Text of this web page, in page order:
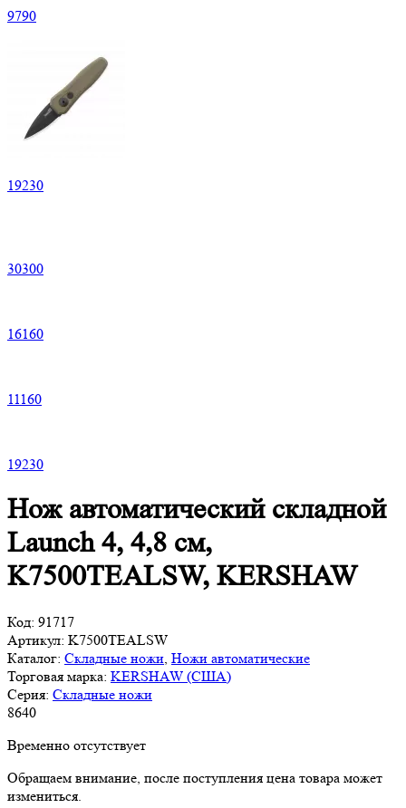
9790
19230
30300
16160
11160
19230
Нож автоматический складной
Launch 4, 4,8 см,
K7500TEALSW, KERSHAW
Код: 91717
Артикул: K7500TEALSW
Каталог: Складные ножи Ножи автоматические
Торговая марка: KERSHAW (США)
Серия: Складные ножи
8640
Временно отсутствует
Обращаем внимание, после поступления цена товара может
измениться.